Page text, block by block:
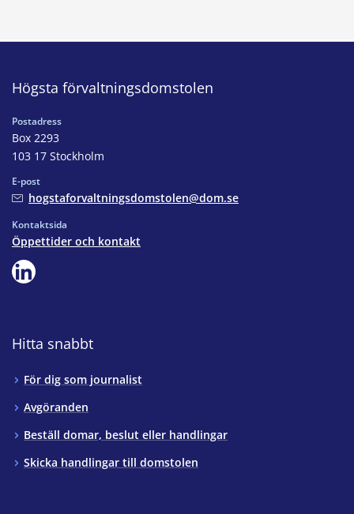
Högsta förvaltningsdomstolen
Postadress
Box 2293
103 17 Stockholm
E-post
hogstaforvaltningsdomstolen@dom.se
Kontaktsida
Öppettider och kontakt
Hitta snabbt
För dig som journalist
Avgöranden
Beställ domar, beslut eller handlingar
Skicka handlingar till domstolen